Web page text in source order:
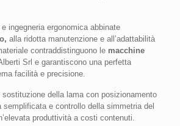
ingegneria ergonomica abbinate
alla ridotta manutenzione e all’adattabilità
contraddistinguono le macchine
Srl e garantiscono una perfetta
facilità e precisione.
sostituzione della lama con posizionamento
e controllo della simmetria del
produttività a costi contenuti.